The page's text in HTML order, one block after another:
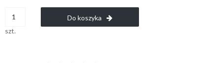
szt.
Do koszyka